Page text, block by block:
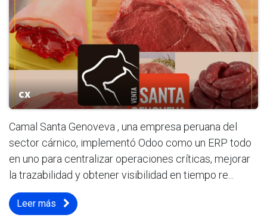
cx
Camal Santa Genoveva , una empresa peruana del
sector cárnico, implementó Odoo como un ERP todo
en uno para centralizar operaciones críticas, mejorar
la trazabilidad y obtener visibilidad en tiempo re...
Leer más